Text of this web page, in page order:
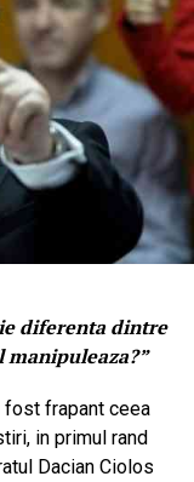
diferenta dintre
fost frapant ceea
in primul rand
Dacian Ciolos